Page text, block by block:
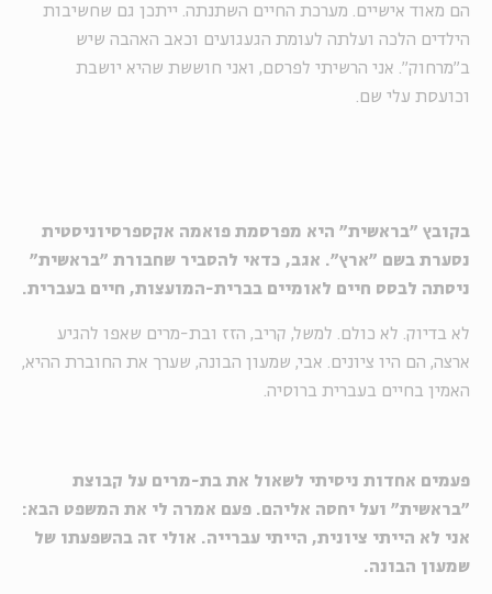
הם מאוד אישיים. מערכת החיים השתנתה. ייתכן גם שחשיבות
הילדים הלכה ועלתה לעומת הגעגועים וכאב האהבה שיש
ב"מרחוק". אני הרשיתי לפרסם, ואני חוששת שהיא יושבת
וכועסת עלי שם.
בקובץ "בראשית" היא מפרסמת פואמה אקספרסיוניסטית
נסערת בשם "ארץ". אגב, כדאי להסביר שחבורת "בראשית"
ניסתה לבסס חיים לאומיים בברית-המועצות, חיים בעברית.
לא בדיוק. לא כולם. למשל, קריב, הזז ובת-מרים שאפו להגיע
ארצה, הם היו ציונים. אבי, שמעון הבונה, שערך את החוברת ההיא,
האמין בחיים בעברית ברוסיה.
פעמים אחדות ניסיתי לשאול את בת-מרים על קבוצת
"בראשית" ועל יחסה אליהם. פעם אמרה לי את המשפט הבא:
אני לא הייתי ציונית, הייתי עברייה. אולי זה בהשפעתו של
שמעון הבונה.